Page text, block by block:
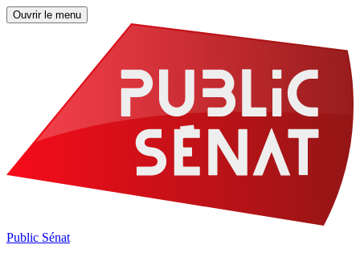
Ouvrir le menu
Public Sénat